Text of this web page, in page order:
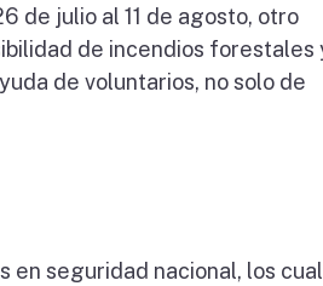
de julio al 11 de agosto, otro
de incendios forestales
de voluntarios, no solo de
en seguridad nacional, los